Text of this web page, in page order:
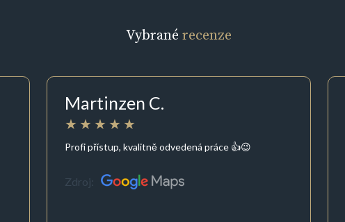
Vybrané recenze
Martinzen C.
Profi přístup, kvalitně odvedená práce 👍😉
Zdroj: